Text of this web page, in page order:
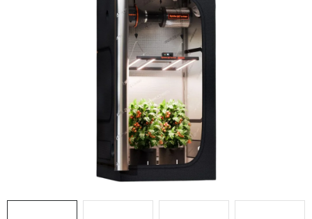
Geschäftsbewertung Kaufberatung AGB
Datenschutzerklärung Impressum